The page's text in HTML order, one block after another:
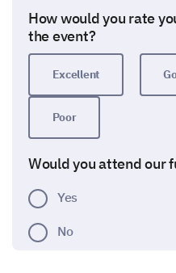
How would you rate
the event?
Excellent
Poor
Would you attend our
Yes
No